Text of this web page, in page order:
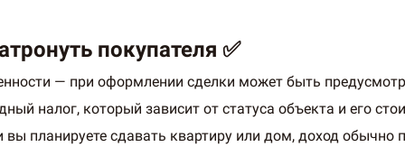
покупателя ✅
— при оформлении сделки может быть
налог, который зависит от статуса объекта и его
планируете сдавать квартиру или дом, доход обычно